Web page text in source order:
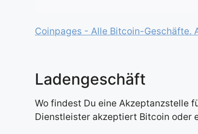
Coinpages - Alle Bitcoin-Geschäfte.
Ladengeschäft
Wo findest Du eine Akzeptanzstelle
Dienstleister akzeptiert Bitcoin oder